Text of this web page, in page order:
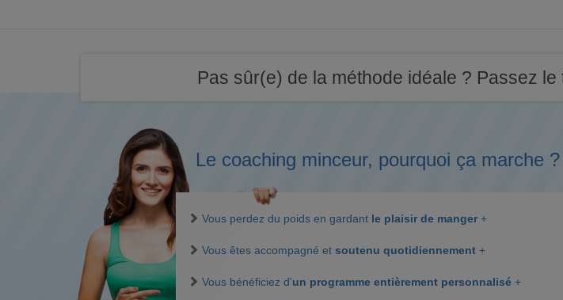
Pas sûr(e) de la méthode idéale ? Passez
Le coaching minceur, pourquoi ça marche ?
Vous perdez du poids en gardant le plaisir de manger +
Vous êtes accompagné et soutenu quotidiennement +
Vous bénéficiez d'un programme entièrement personnalisé +